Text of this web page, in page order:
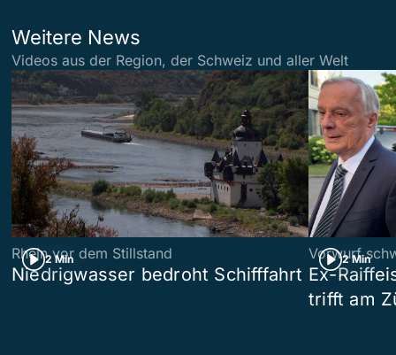
Weitere News
Videos aus der Region, der Schweiz und aller Welt
2 Min
Rhein vor dem Stillstand
Niedrigwasser bedroht Schifffahrt
2 Min
Vorwurf
Ex-
trifft am